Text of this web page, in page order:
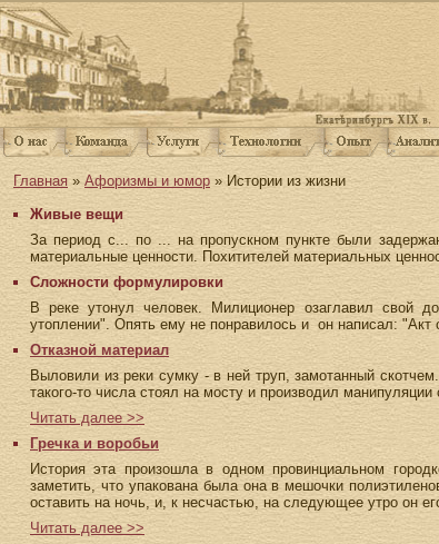
Главная» Афоризмы и юмор » Истории из жизни
Живые вещи
За период с... по ... на пропускном пункте были
материальные ценности. Похитителей материальных
Сложности формулировки
В реке утонул человек. Милиционер озаглавил свой
утоплении". Опять ему не понравилось и он написал:
Отказной материал
Выловили из реки сумку - в ней труп, замотанный
такого-то числа стоял на мосту и производил манипуляции
Читать далее >>
Гречка и воробьи
История эта произошла в одном провинциальном
заметить, что упакована была она в мешочки
оставить на ночь, и, к несчастью, на следующее утро он
Читать далее >>